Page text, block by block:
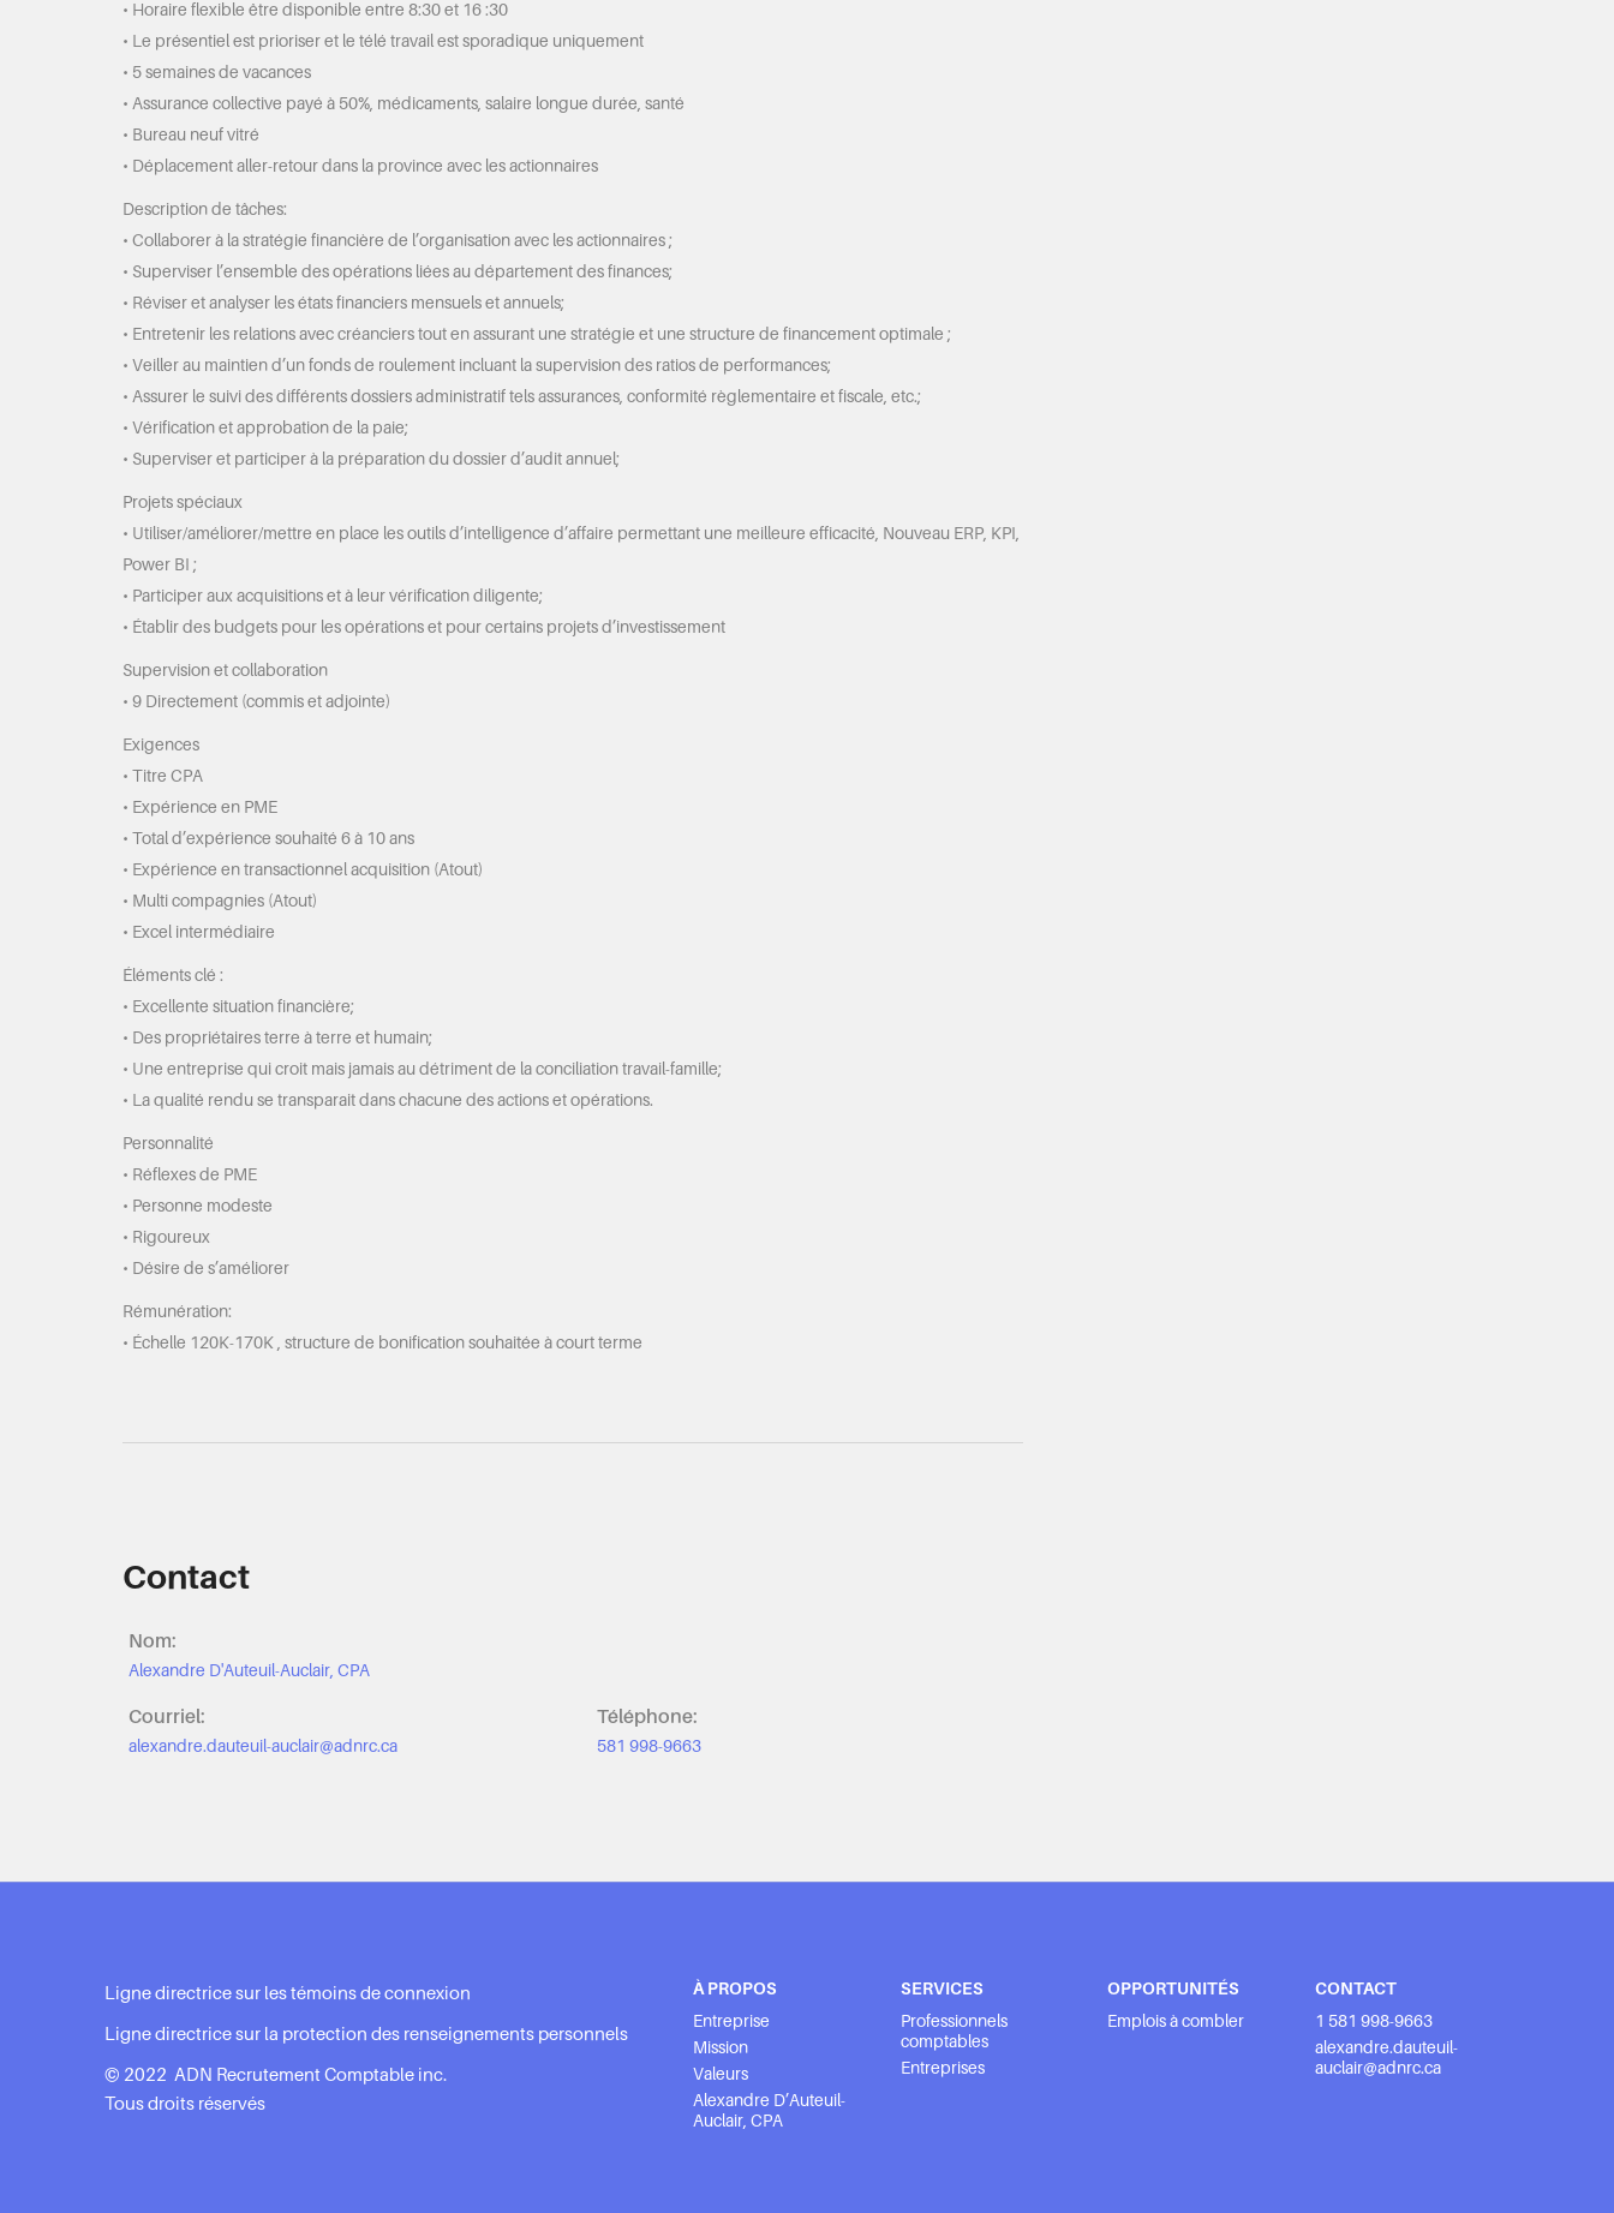
• Horaire flexible être disponible entre 8:30 et 16 :30
• Le présentiel est prioriser et le télé travail est sporadique uniquement
• 5 semaines de vacances
• Assurance collective payé à 50%, médicaments, salaire longue durée, santé
• Bureau neuf vitré
• Déplacement aller-retour dans la province avec les actionnaires
Description de tâches:
• Collaborer à la stratégie financière de l’organisation avec les actionnaires ;
• Superviser l’ensemble des opérations liées au département des finances;
• Réviser et analyser les états financiers mensuels et annuels;
• Entretenir les relations avec créanciers tout en assurant une stratégie et une structure de financement optimale ;
• Veiller au maintien d’un fonds de roulement incluant la supervision des ratios de performances;
• Assurer le suivi des différents dossiers administratif tels assurances, conformité règlementaire et fiscale, etc.;
• Vérification et approbation de la paie;
• Superviser et participer à la préparation du dossier d’audit annuel;
Projets spéciaux
• Utiliser/améliorer/mettre en place les outils d’intelligence d’affaire permettant une meilleure efficacité, Nouveau ERP, KPI,
Power BI ;
• Participer aux acquisitions et à leur vérification diligente;
• Établir des budgets pour les opérations et pour certains projets d’investissement
Supervision et collaboration
• 9 Directement (commis et adjointe)
Exigences
• Titre CPA
• Expérience en PME
• Total d’expérience souhaité 6 à 10 ans
• Expérience en transactionnel acquisition (Atout)
• Multi compagnies (Atout)
• Excel intermédiaire
Éléments clé :
• Excellente situation financière;
• Des propriétaires terre à terre et humain;
• Une entreprise qui croit mais jamais au détriment de la conciliation travail-famille;
• La qualité rendu se transparait dans chacune des actions et opérations.
Personnalité
• Réflexes de PME
• Personne modeste
• Rigoureux
• Désire de s’améliorer
Rémunération:
• Échelle 120K-170K , structure de bonification souhaitée à court terme
Contact
Nom:
Alexandre D'Auteuil-Auclair, CPA
Courriel:
alexandre.dauteuil-auclair@adnrc.ca
Téléphone:
581 998-9663
Ligne directrice sur les témoins de connexion
Ligne directrice sur la protection des renseignements personnels
© 2022 ADN Recrutement Comptable inc.
Tous droits réservés
À PROPOS
Entreprise
Mission
Valeurs
Alexandre D’Auteuil-
Auclair, CPA
SERVICES
Professionnels
comptables
Entreprises
OPPORTUNITÉS
Emplois à combler
CONTACT
1 581 998-9663
alexandre.dauteuil-
auclair@adnrc.ca